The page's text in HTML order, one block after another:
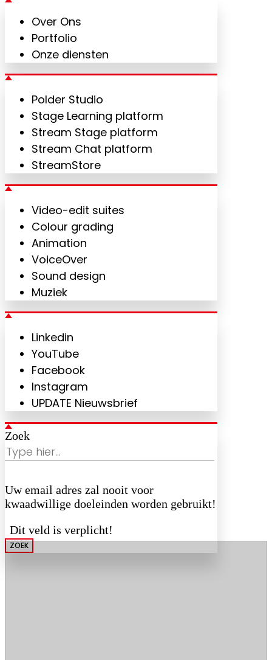
Over Ons
Portfolio
Onze diensten
Polder Studio
Stage Learning platform
Stream Stage platform
Stream Chat platform
StreamStore
Video-edit suites
Colour grading
Animation
VoiceOver
Sound design
Muziek
Linkedin
YouTube
Facebook
Instagram
UPDATE Nieuwsbrief
Zoek
Uw email adres zal nooit voor
kwaadwillige doeleinden worden gebruikt!
Dit veld is verplicht!
ZOEK